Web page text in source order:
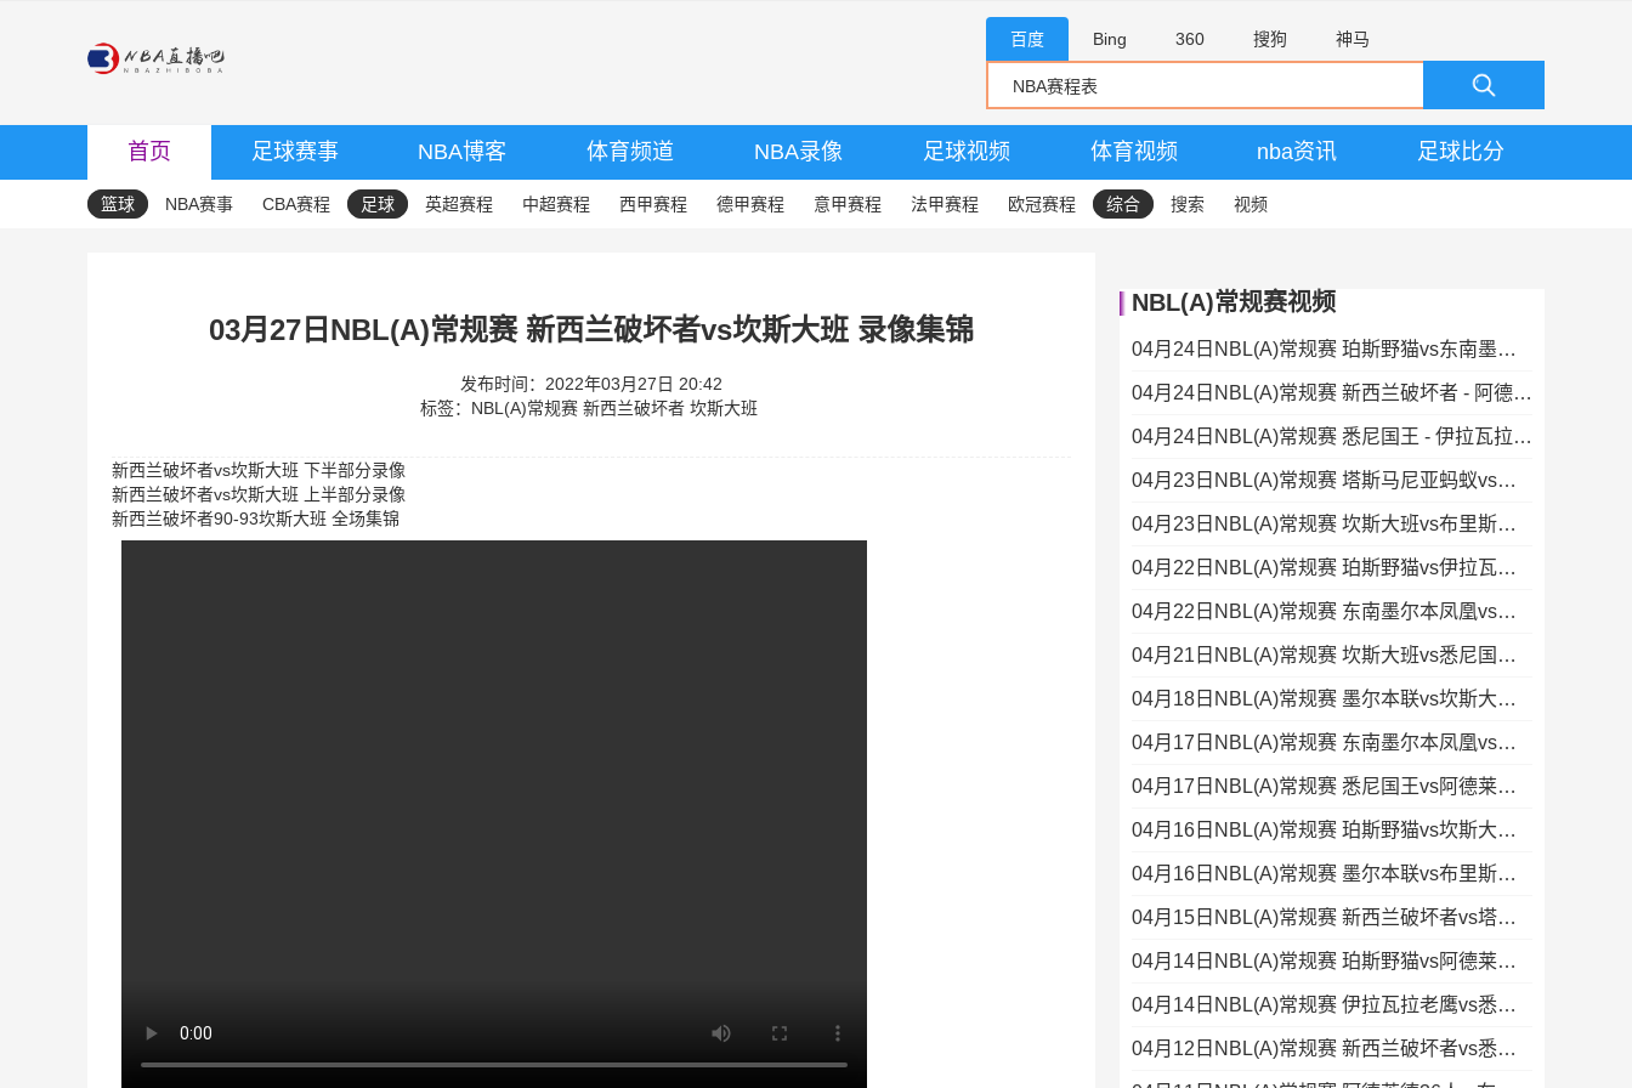
百度 Bing 360 搜狗 神马
首页 足球赛事 NBA博客 体育频道 NBA录像 足球视频 体育视频 nba资讯 足球比分
篮球 NBA赛事 CBA赛程 足球 英超赛程 中超赛程 西甲赛程 德甲赛程 意甲赛程 法甲赛程 欧冠赛程 综合 搜索 视频
03月27日NBL(A)常规赛 新西兰破坏者vs坎斯大班 录像集锦
发布时间：2022年03月27日 20:42
标签： NBL(A)常规赛 新西兰破坏者 坎斯大班
新西兰破坏者vs坎斯大班 下半部分录像
新西兰破坏者vs坎斯大班 上半部分录像
新西兰破坏者90-93坎斯大班 全场集锦
NBL(A)常规赛视频
04月24日NBL(A)常规赛 珀斯野猫vs东南墨尔本凤凰 录像
04月24日NBL(A)常规赛 新西兰破坏者 - 阿德莱德36人 录像集锦
04月24日NBL(A)常规赛 悉尼国王 - 伊拉瓦拉老鹰 录像集锦
04月23日NBL(A)常规赛 塔斯马尼亚蚂蚁vs墨尔本联 录像集锦
04月23日NBL(A)常规赛 坎斯大班vs布里斯班子弹 录像集锦
04月22日NBL(A)常规赛 珀斯野猫vs伊拉瓦拉老鹰 录像
04月22日NBL(A)常规赛 东南墨尔本凤凰vs阿德莱德36人 录像
04月21日NBL(A)常规赛 坎斯大班vs悉尼国王 录像集锦
04月18日NBL(A)常规赛 墨尔本联vs坎斯大班 录像集锦
04月17日NBL(A)常规赛 东南墨尔本凤凰vs塔斯马尼亚蚂蚁 录像
04月17日NBL(A)常规赛 悉尼国王vs阿德莱德36人 录像
04月16日NBL(A)常规赛 珀斯野猫vs坎斯大班 录像集锦
04月16日NBL(A)常规赛 墨尔本联vs布里斯班子弹 录像集锦
04月15日NBL(A)常规赛 新西兰破坏者vs塔斯马尼亚蚂蚁 全场录像
04月14日NBL(A)常规赛 珀斯野猫vs阿德莱德36人 录像集锦
04月14日NBL(A)常规赛 伊拉瓦拉老鹰vs悉尼国王 录像
04月12日NBL(A)常规赛 新西兰破坏者vs悉尼国王 录像集锦